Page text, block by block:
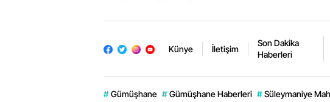
Künye İletişim
Son Dakika
Haberleri
# Gümüşhane # Gümüşhane Haberleri # Süleymaniye